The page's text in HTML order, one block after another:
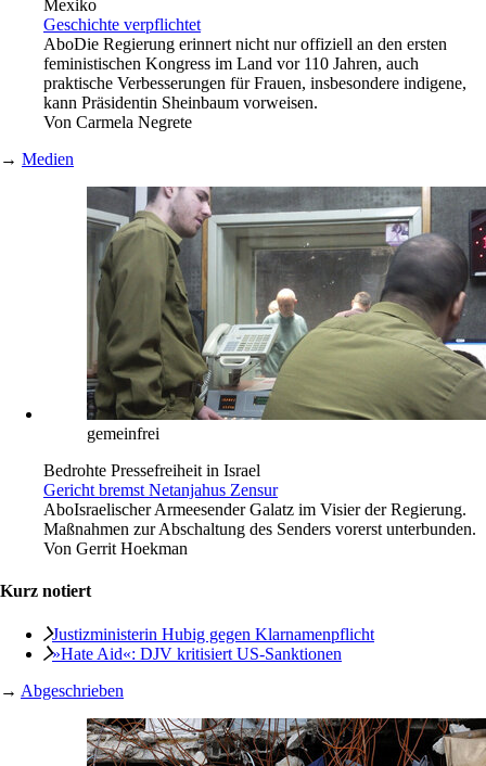
Mexiko
Geschichte verpflichtet
AboDie Regierung erinnert nicht nur offiziell an den ersten
feministischen Kongress im Land vor 110 Jahren, auch
praktische Verbesserungen für Frauen, insbesondere indigene,
kann Präsidentin Sheinbaum vorweisen.
Von Carmela Negrete
→ Medien
gemeinfrei
Bedrohte Pressefreiheit in Israel
Gericht bremst Netanjahus Zensur
AboIsraelischer Armeesender Galatz im Visier der Regierung.
Maßnahmen zur Abschaltung des Senders vorerst unterbunden.
Von Gerrit Hoekman
Kurz notiert
Justizministerin Hubig gegen Klarnamenpflicht
»Hate Aid«: DJV kritisiert US-Sanktionen
→ Abgeschrieben